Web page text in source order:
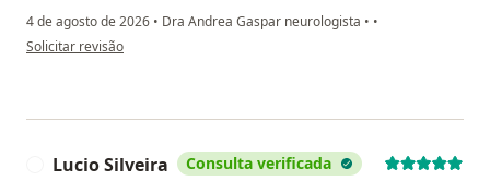
4 de agosto de 2026 • Dra Andrea Gaspar neurologista • •
na opinião do utilizador Kika Aguiar
Solicitar revisão
Lucio Silveira Consulta verificada